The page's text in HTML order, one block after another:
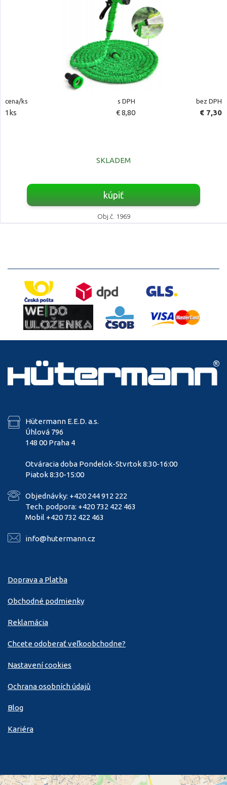
cena/ks s DPH bez DPH
1ks € 8,80 € 7,30
SKLADEM
kúpiť
Obj.č. 1969
Hütermann E.E.D. a.s.
Úhlová 796
148 00 Praha 4
Otváracia doba Pondelok-Stvrtok 8:30-16:00
Piatok 8:30-15:00
Objednávky: +420 244 912 222
Tech. podpora: +420 732 422 463
Mobil +420 732 422 463
info@hutermann.cz
Doprava a Platba
Obchodné podmienky
Reklamácia
Chcete odoberať veľkoobchodne?
Nastavení cookies
Ochrana osobních údajů
Blog
Kariéra